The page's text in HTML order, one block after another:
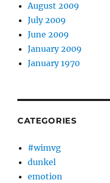
August 2009
July 2009
June 2009
January 2009
January 1970
CATEGORIES
#wimvg
dunkel
emotion